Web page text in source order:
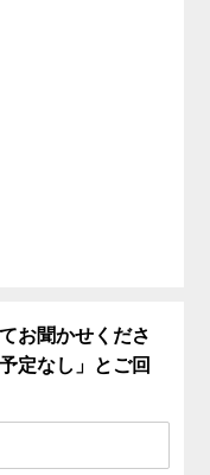
お聞かせくださ
定なし」とご回